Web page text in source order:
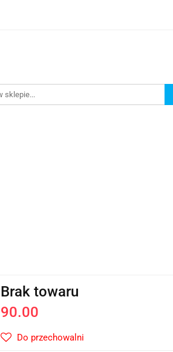
Brak towaru
90.00
Do przechowalni